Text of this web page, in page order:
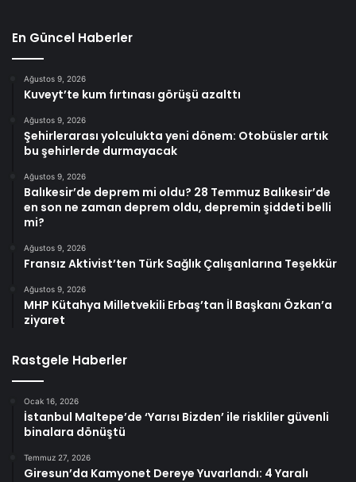
En Güncel Haberler
Ağustos 9, 2026
Kuveyt’te kum fırtınası görüşü azalttı
Ağustos 9, 2026
Şehirlerarası yolculukta yeni dönem: Otobüsler artık
bu şehirlerde durmayacak
Ağustos 9, 2026
Balıkesir’de deprem mi oldu? 28 Temmuz Balıkesir’de
en son ne zaman deprem oldu, depremin şiddeti belli
mi?
Ağustos 9, 2026
Fransız Aktivist’ten Türk Sağlık Çalışanlarına Teşekkür
Ağustos 9, 2026
MHP Kütahya Milletvekili Erbaş’tan İl Başkanı Özkan’a
ziyaret
Rastgele Haberler
Ocak 16, 2026
İstanbul Maltepe’de ‘Yarısı Bizden’ ile riskliler güvenli
binalara dönüştü
Temmuz 27, 2026
Giresun’da Kamyonet Dereye Yuvarlandı: 4 Yaralı